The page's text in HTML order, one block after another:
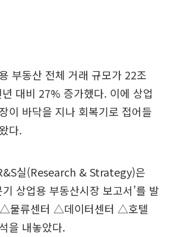
부동산 전체 거래 규모가 22조
대비 27% 증가했다. 이에 상업
이 바닥을 지나 회복기로 접어들
다.
실(Research & Strategy)은
상업용 부동산시장 보고서’를 발
물류센터 △데이터센터 △호텔
을 내놓았다.